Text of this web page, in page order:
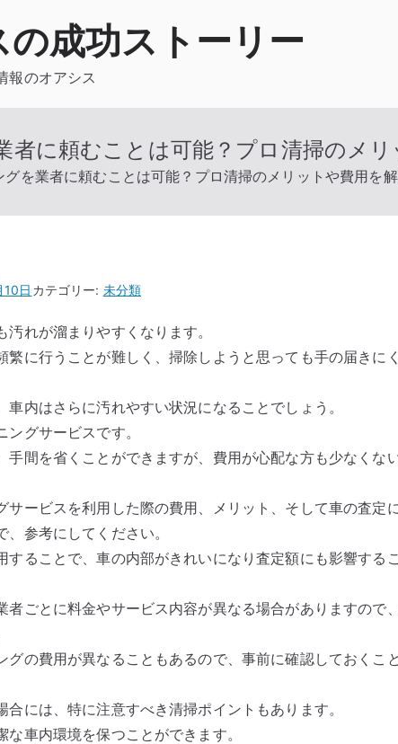
成功ストーリー
報のオアシス
者に頼むことは可能？プロ清掃のメ
グを業者に頼むことは可能？プロ清掃のメリットや費用を
日 カテゴリー: 未分類
れが溜まりやすくなります。
繁に行うことが難しく、掃除しようと思っても手の届きに
内はさらに汚れやすい状況になることでしょう。
グサービスです。
手間を省くことができますが、費用が心配な方も少なくな
サービスを利用した際の費用、メリット、そして車の査定
参考にしてください。
ることで、車の内部がきれいになり査定額にも影響する
者ごとに料金やサービス内容が異なる場合がありますので
グの費用が異なることもあるので、事前に確認しておくこ
には、特に注意すべき清掃ポイントもあります。
車内環境を保つことができます。